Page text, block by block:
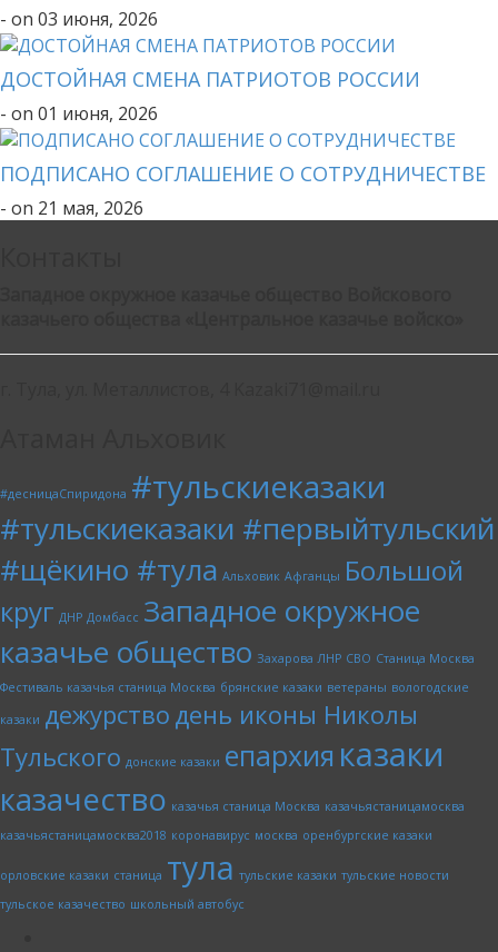
- on 03 июня, 2026
ДОСТОЙНАЯ СМЕНА ПАТРИОТОВ РОССИИ
- on 01 июня, 2026
ПОДПИСАНО СОГЛАШЕНИЕ О СОТРУДНИЧЕСТВЕ
- on 21 мая, 2026
#десницаСпиридона #тульскиеказаки
#тульскиеказаки #первыйтульский
#щёкино #тула Альховик Афганцы Большой
круг ДНР Домбасс Западное окружное
казачье общество Захарова ЛНР СВО Станица Москва
Фестиваль казачья станица Москва брянские казаки ветераны вологодские
казаки дежурство день иконы Николы
Тульского донские казаки епархия казаки
казачество казачья станица Москва казачьястаницамосква
казачьястаницамосква2018 коронавирус москва оренбургские казаки
орловские казаки станица тула тульские казаки тульские новости
тульское казачество школьный автобус